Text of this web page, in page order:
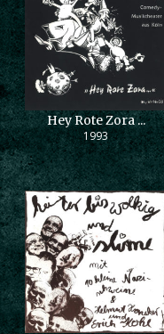
Hey Rote Zora ...
1993